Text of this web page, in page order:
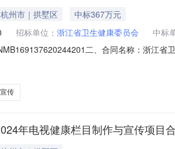
州市｜拱墅区
中标367万元
招标单位： 浙江省卫生健康委员会 中标
二、合同名称：浙江省
莫干山路111号联系方式：13656642123六、
传
年电视健康栏目制作与宣传项目